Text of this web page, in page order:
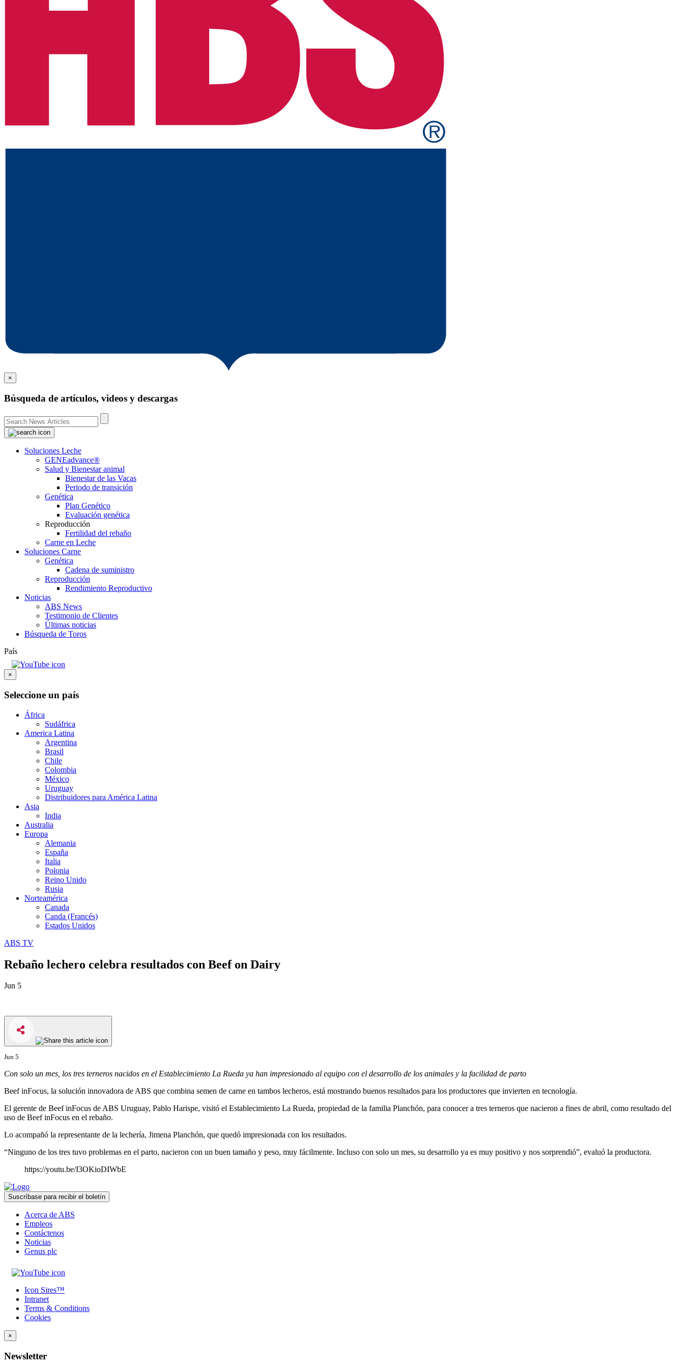
×
Búsqueda de artículos, videos y descargas
Soluciones Leche
GENEadvance®
Salud y Bienestar animal
Bienestar de las Vacas
Periodo de transición
Genética
Plan Genético
Evaluación genética
Reproducción
Fertilidad del rebaño
Carne en Leche
Soluciones Carne
Genética
Cadena de suministro
Reproducción
Rendimiento Reproductivo
Noticias
ABS News
Testimonio de Clientes
Últimas noticias
Búsqueda de Toros
País
×
Seleccione un país
África
Sudáfrica
America Latina
Argentina
Brasil
Chile
Colombia
México
Uruguay
Distribuidores para América Latina
Asia
India
Australia
Europa
Alemania
España
Italia
Polonia
Reino Unido
Rusia
Norteamérica
Canada
Canda (Francés)
Estados Unidos
ABS TV
Rebaño lechero celebra resultados con Beef on Dairy
Jun 5
Jun 5
Con solo un mes, los tres terneros nacidos en el Establecimiento La Rueda ya han impresionado al equipo con el desarrollo de los animales y la facilidad de parto
Beef inFocus, la solución innovadora de ABS que combina semen de carne en tambos lecheros, está mostrando buenos resultados para los productores que invierten en tecnología.
El gerente de Beef inFocus de ABS Uruguay, Pablo Harispe, visitó el Establecimiento La Rueda, propiedad de la familia Planchón, para conocer a tres terneros que nacieron a fines de abril, como resultado del
uso de Beef inFocus en el rebaño.
Lo acompañó la representante de la lechería, Jimena Planchón, que quedó impresionada con los resultados.
“Ninguno de los tres tuvo problemas en el parto, nacieron con un buen tamaño y peso, muy fácilmente. Incluso con solo un mes, su desarrollo ya es muy positivo y nos sorprendió”, evaluó la productora.
https://youtu.be/I3OKioDIWbE
Suscríbase para recibir el boletín
Acerca de ABS
Empleos
Contáctenos
Noticias
Genus plc
Icon Sires™
Intranet
Terms & Conditions
Cookies
×
Newsletter